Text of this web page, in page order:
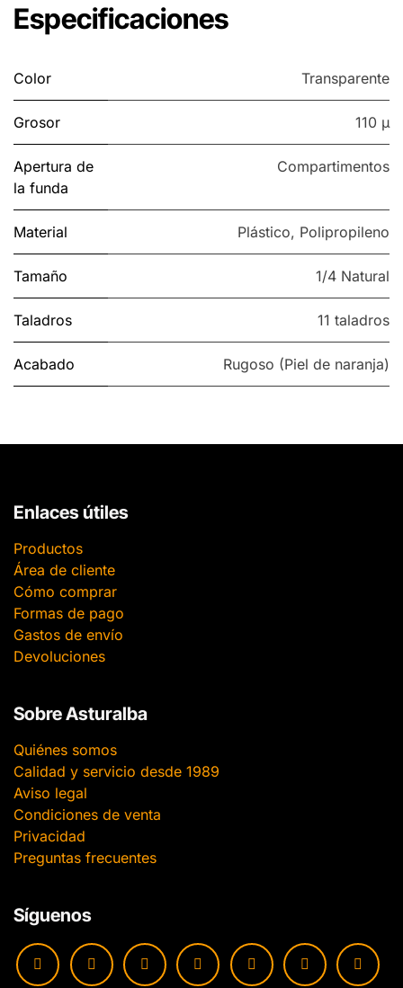
Especificaciones
Color Transparente
Grosor 110 µ
Apertura de
la funda
Compartimentos
Material Plástico, Polipropileno
Tamaño 1/4 Natural
Taladros 11 taladros
Acabado Rugoso (Piel de naranja)
Enlaces útiles
Productos
Área de cliente
Cómo comprar
Formas de pago
Gastos de envío
Devoluciones
Sobre Asturalba
Quiénes somos
Calidad y servicio desde 1989
Aviso legal
Condiciones de venta
Privacidad
Preguntas frecuentes
Síguenos